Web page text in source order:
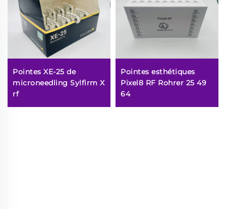
Pointes XE-25 de
microneedling Sylfirm X
rf
Pointes esthétiques
Pixel8 RF Rohrer 25 49
64